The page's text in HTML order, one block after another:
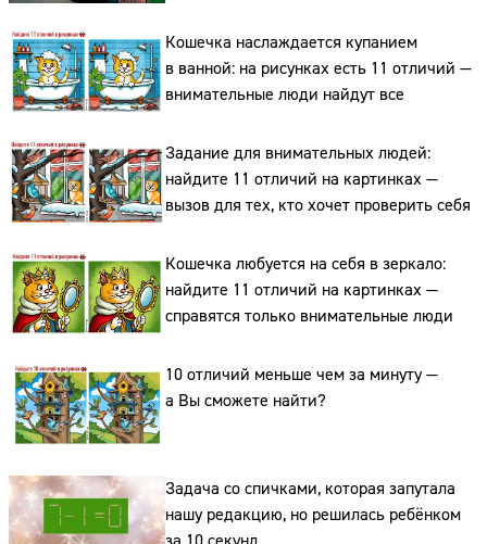
Кошечка наслаждается купанием
в ванной: на рисунках есть 11 отличий —
внимательные люди найдут все
Задание для внимательных людей:
найдите 11 отличий на картинках —
вызов для тех, кто хочет проверить себя
Кошечка любуется на себя в зеркало:
найдите 11 отличий на картинках —
справятся только внимательные люди
10 отличий меньше чем за минуту —
а Вы сможете найти?
Задача со спичками, которая запутала
нашу редакцию, но решилась ребёнком
Сайт:
Адрес:
Телефон: